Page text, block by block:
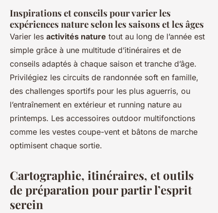
Inspirations et conseils pour varier les
expériences nature selon les saisons et les âges
Varier les activités nature tout au long de l’année est
simple grâce à une multitude d’itinéraires et de
conseils adaptés à chaque saison et tranche d’âge.
Privilégiez les circuits de randonnée soft en famille,
des challenges sportifs pour les plus aguerris, ou
l’entraînement en extérieur et running nature au
printemps. Les accessoires outdoor multifonctions
comme les vestes coupe-vent et bâtons de marche
optimisent chaque sortie.
Cartographie, itinéraires, et outils
de préparation pour partir l’esprit
serein